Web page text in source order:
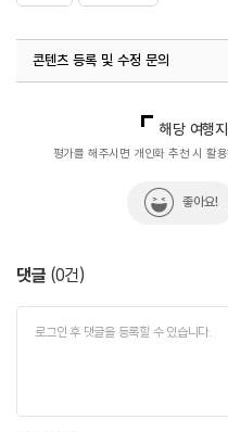
콘텐츠 등록 및 수정 문의
해당 여행
평가를 해주시면 개인화 추천 시 활
좋아요!
댓글 (0건)